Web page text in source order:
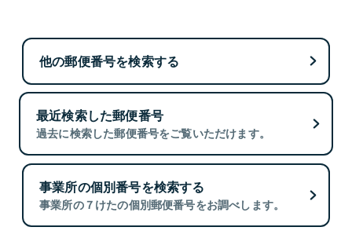
他の郵便番号を検索する
最近検索した郵便番号
過去に検索した郵便番号をご覧いただけます。
事業所の個別番号を検索する
事業所の７けたの個別郵便番号をお調べします。